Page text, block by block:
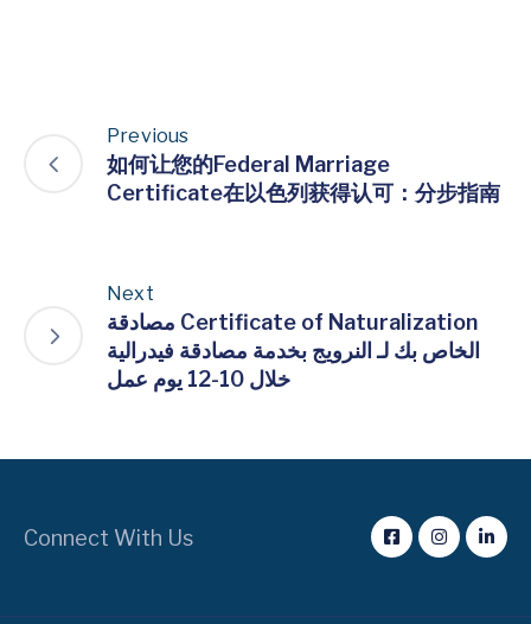
Previous
如何让您的Federal Marriage
Certificate在以色列获得认可：分步指南
Next
مصادقة Certificate of Naturalization
الخاص بك لـ النرويج بخدمة مصادقة فيدرالية
خلال 10-12 يوم عمل
Connect With Us